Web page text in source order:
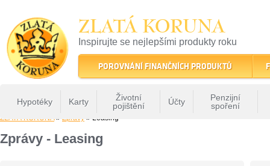
ZLATÁ KORUNA
Inspirujte se nejlepšími produkty roku
22 let tradice a kvality na finančním trhu
POROVNÁNÍ FINANČNÍCH PRODUKTŮ
Hypotéky Karty
Životní
pojištění
Účty
Penzijní
spoření
ZLATÁ KORUNA» Zprávy » Leasing
Zprávy - Leasing